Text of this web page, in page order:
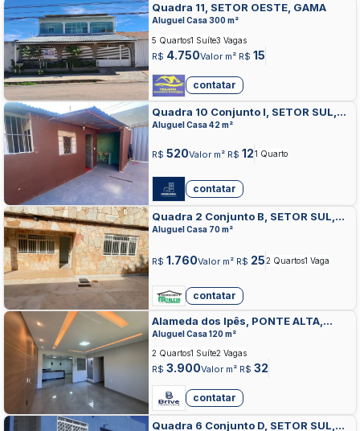
Quadra 11, SETOR OESTE, GAMA
Aluguel Casa 300 m²
R$ 4.750Valor m² R$ 15
5 Quartos1 Suíte3 Vagas
contatar
Quadra 10 Conjunto I, SETOR SUL,
GAMA
Aluguel Casa 42 m²
R$ 520Valor m² R$ 121 Quarto
contatar
Quadra 2 Conjunto B, SETOR SUL,
GAMA
Aluguel Casa 70 m²
R$ 1.760Valor m² R$ 252 Quartos1 Vaga
contatar
Alameda dos Ipês, PONTE ALTA,
GAMA
Aluguel Casa 120 m²
R$ 3.900Valor m² R$ 32
2 Quartos1 Suíte2 Vagas
contatar
Quadra 6 Conjunto D, SETOR SUL,